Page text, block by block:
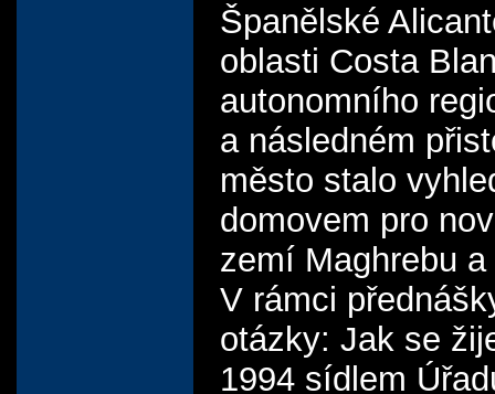
Španělské
oblasti Costa
autonomního
a následném
město stalo
domovem pro
zemí Maghrebu
V rámci
otázky: Jak se
1994 sídlem